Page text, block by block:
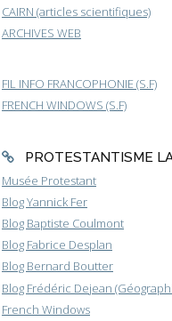
CAIRN (articles scientifiques)
ARCHIVES WEB
FIL INFO FRANCOPHONIE (S.F)
FRENCH WINDOWS (S.F)
PROTESTANTISME
Musée Protestant
Blog Yannick Fer
Blog Baptiste Coulmont
Blog Fabrice Desplan
Blog Bernard Boutter
Blog Frédéric Dejean
French Windows